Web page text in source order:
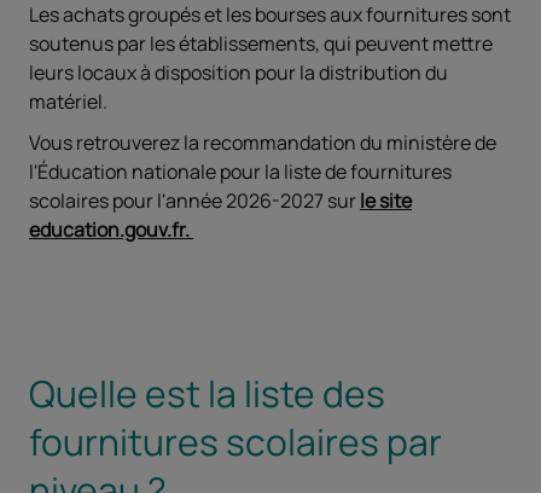
Les achats groupés et les bourses aux fournitures sont
soutenus par les établissements, qui peuvent mettre
leurs locaux à disposition pour la distribution du
matériel.
Vous retrouverez la recommandation du ministère de
l'Éducation nationale pour la liste de fournitures
scolaires pour l'année 2026-2027 surle site
education.gouv.fr.
Quelle est la liste des
fournitures scolaires par